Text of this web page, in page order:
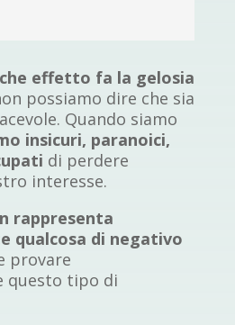
effetto fa la gelosia
possiamo dire che sia
Quando siamo
insicuri, paranoici,
di perdere
interesse.
rappresenta
qualcosa di negativo
provare
questo tipo di